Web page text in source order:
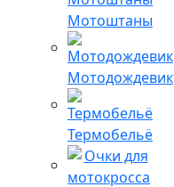
Мотоштаны
Мотодождевик
Термобельё